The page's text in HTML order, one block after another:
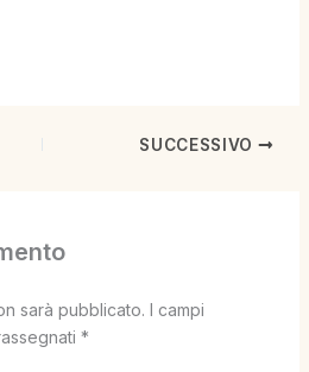
SUCCESSIVO
sarà pubblicato. I campi
*